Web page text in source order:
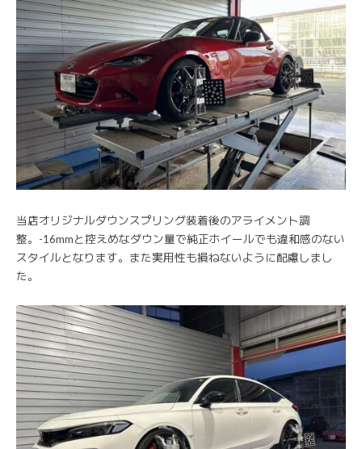
当店オリジナルダウンスプリング装着後のアライメント調
整。-16mmと控えめなダウン量で純正ホイールでも違和感のない
スタイルとなります。また実用性も損ねないように配慮しまし
た。